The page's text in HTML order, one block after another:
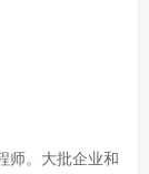
师。大批企业和